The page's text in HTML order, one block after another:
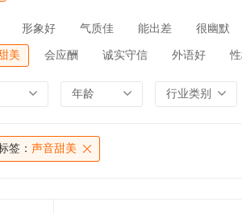
形象好 气质佳 能出差 很幽默
美 会应酬 诚实守信 外语好
年龄 行业类别
签： 声音甜美